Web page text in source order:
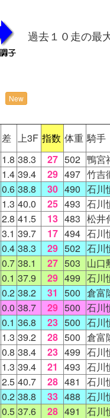
過去１０走の最
New
差 上3F 指数 体重 騎手
1.8 38.3 27 502 鴨宮
1.4 39.4 29 497 竹吉
0.6 38.8 30 490 石川
1.3 40.0 25 493 石川
2.8 41.5 13 483 松井
3.1 39.7 17 494 石川
0.4 38.3 29 502 石川
0.7 38.1 27 503 山口
0.1 37.9 29 499 石川
0.2 38.2 31 500 倉富
0.0 38.7 29 500 石川
0.1 36.8 23 500 石川
1.3 39.2 28 500 倉富
0.8 38.4 23 499 石川
1.3 39.4 21 493 石川
2.5 40.7 28 481 石川
0.2 38.8 33 488 石川
0.5 37.6 28 491 石川